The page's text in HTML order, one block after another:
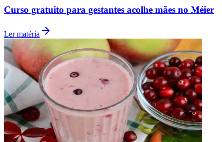
Bahia
Curso gratuito para gestantes acolhe mães no Méier
Ler matéria